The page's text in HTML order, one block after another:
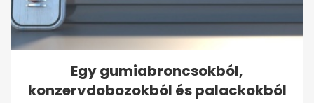
Egy gumiabroncsokból,
konzervdobozokból és palackokból